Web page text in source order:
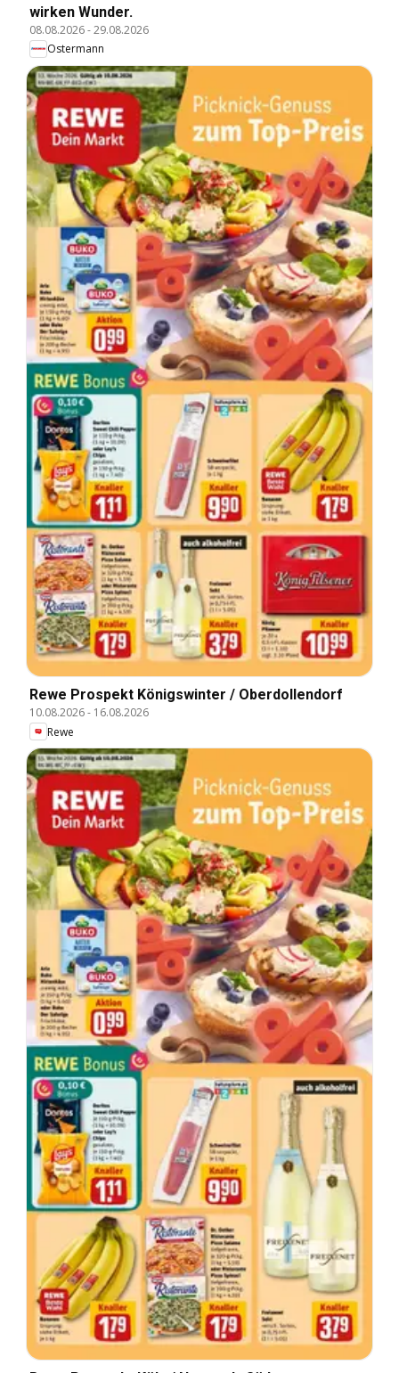
wirken Wunder.
08.08.2026-29.08.2026
Ostermann
Rewe Prospekt Königswinter / Oberdollendorf
10.08.2026- 16.08.2026
Rewe